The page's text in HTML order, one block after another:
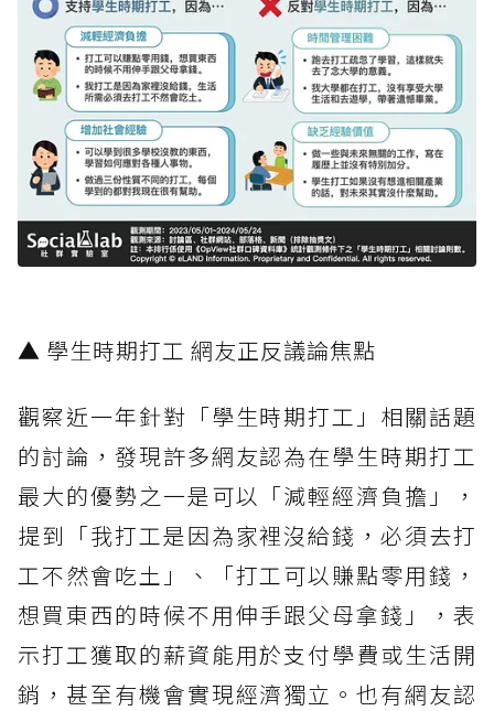
▲ 學生時期打工 網友正反議論焦點
觀察近一年針對「學生時期打工」相關話題
的討論，發現許多網友認為在學生時期打工
最大的優勢之一是可以「減輕經濟負擔」，
提到「我打工是因為家裡沒給錢，必須去打
工不然會吃土」、「打工可以賺點零用錢，
想買東西的時候不用伸手跟父母拿錢」，表
示打工獲取的薪資能用於支付學費或生活開
銷，甚至有機會實現經濟獨立。也有網友認